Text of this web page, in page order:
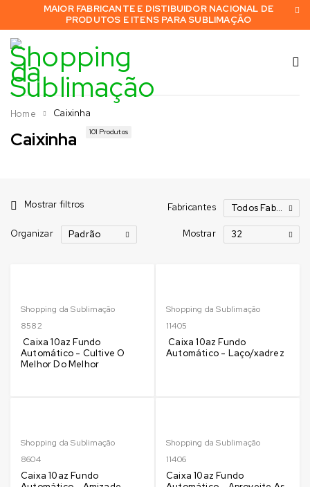
MAIOR FABRICANTE E DISTIBUIDOR NACIONAL DE
PRODUTOS E ITENS PARA SUBLIMAÇÃO
Caixinha 101 Produtos
Home Caixinha
Mostrar filtros Fabricantes Todos Fabricantes
Organizar Padrão Mostrar 32
Shopping da Sublimação
8582
Caixa 10az Fundo
Automático - Cultive O
Melhor Do Melhor
Shopping da Sublimação
11405
Caixa 10az Fundo
Automático - Laço/xadrez
Shopping da Sublimação
8604
Caixa 10az Fundo
Shopping da Sublimação
11406
Caixa 10az Fundo